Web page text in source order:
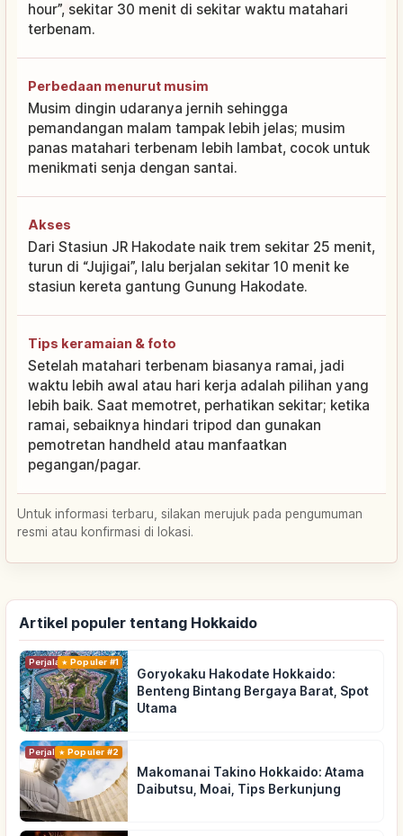
hour”, sekitar 30 menit di sekitar waktu matahari
terbenam.
Perbedaan menurut musim
Musim dingin udaranya jernih sehingga
pemandangan malam tampak lebih jelas; musim
panas matahari terbenam lebih lambat, cocok untuk
menikmati senja dengan santai.
Akses
Dari Stasiun JR Hakodate naik trem sekitar 25 menit,
turun di “Jujigai”, lalu berjalan sekitar 10 menit ke
stasiun kereta gantung Gunung Hakodate.
Tips keramaian & foto
Setelah matahari terbenam biasanya ramai, jadi
waktu lebih awal atau hari kerja adalah pilihan yang
lebih baik. Saat memotret, perhatikan sekitar; ketika
ramai, sebaiknya hindari tripod dan gunakan
pemotretan handheld atau manfaatkan
pegangan/pagar.
Untuk informasi terbaru, silakan merujuk pada pengumuman
resmi atau konfirmasi di lokasi.
Artikel populer tentang Hokkaido
PerjalananPopuler #1
Goryokaku Hakodate Hokkaido:
Benteng Bintang Bergaya Barat, Spot
Utama
PerjalananPopuler #2
Makomanai Takino Hokkaido: Atama
Daibutsu, Moai, Tips Berkunjung